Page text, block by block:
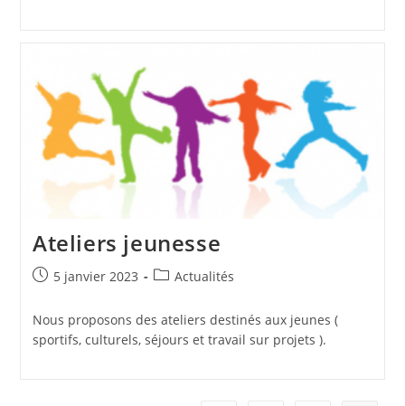
Ateliers jeunesse
Publication
5 janvier 2023
PostActualités
Nous proposons des ateliers destinés aux jeunes (
sportifs, culturels, séjours et travail sur projets ).